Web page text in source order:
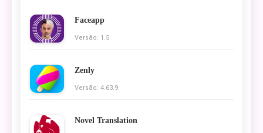
Faceapp
Versão: 1.5
Zenly
Versão: 4.63.9
Novel Translation